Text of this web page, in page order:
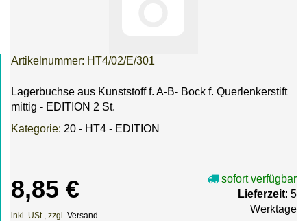
Artikelnummer: HT4/02/E/301
Lagerbuchse aus Kunststoff f. A-B- Bock f. Querlenkerstift
mittig - EDITION 2 St.
Kategorie: 20 - HT4 - EDITION
8,85 €
inkl. USt., zzgl. Versand
sofort verfügbar
Lieferzeit: 5
Werktage